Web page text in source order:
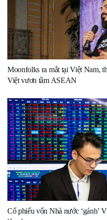
Moonfolks ra mắt tại Việt Nam,
Việt vươn tầm ASEAN
Cổ phiếu vốn Nhà nước ‘gánh’